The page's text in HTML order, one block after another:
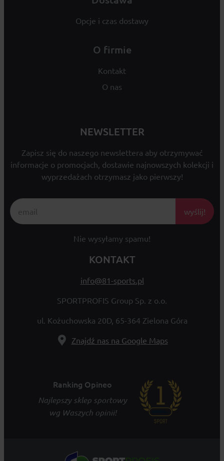
Opcje i czas dostawy
O firmie
Kontakt
O nas
NEWSLETTER
Zapisz się do naszego newslettera aby otrzymywać
informacje o promocjach, dostawie najnowszych kolekcji i
wyprzedażach otrzymasz jako pierwszy!
wyślij!
Nie wysyłamy spamu!
KONTAKT
info@81-sports.pl
SPORTPROFIS Group Sp. z o.o.
ul. Kożuchowska 20D, 65-364 Zielona Góra
Znajdź nas na Google Maps
Ranking Opineo
Najlepszy sklep sportowy
wg Waszych opinii!